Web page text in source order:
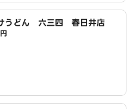
うどん 六三四 春日井店